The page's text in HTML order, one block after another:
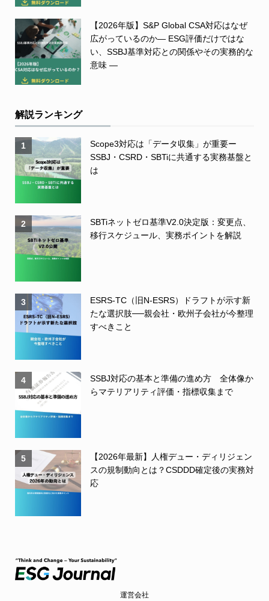
【2026年版】S&P Global CSA対応はなぜ
広がっているのか― ESG評価だけではな
い、SSBJ基準対応との関係やその実務的な
意味 ―
解説ランキング
1
Scope3対応は「データ収集」が重要ー
SSBJ・CSRD・SBTiに共通する実務基盤と
は
2
SBTiネットゼロ基準V2.0決定版：変更点、
移行スケジュール、実務ポイントを解説
3
ESRS-TC（旧N-ESRS）ドラフトが示す新
たな選択肢──親会社・欧州子会社が今整理
すべきこと
4
SSBJ対応の基本と準備の進め方 全体像か
らマテリアリティ評価・指標収集まで
5
【2026年最新】人権デュー・ディリジェン
スの規制動向とは？CSDDD確定後の実務対
応
運営会社